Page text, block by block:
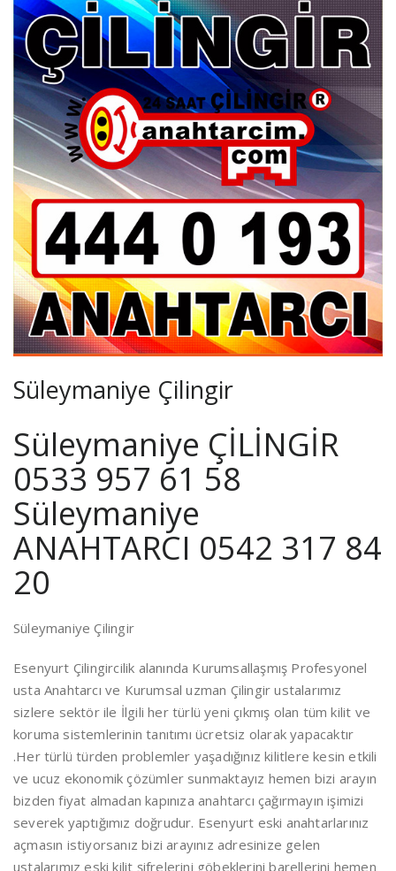
Süleymaniye Çilingir
Süleymaniye ÇİLİNGİR
0533 957 61 58
Süleymaniye
ANAHTARCI 0542 317 84
20
Süleymaniye Çilingir
Esenyurt Çilingircilik alanında Kurumsallaşmış Profesyonel
usta Anahtarcı ve Kurumsal uzman Çilingir ustalarımız
sizlere sektör ile İlgili her türlü yeni çıkmış olan tüm kilit ve
koruma sistemlerinin tanıtımı ücretsiz olarak yapacaktır
.Her türlü türden problemler yaşadığınız kilitlere kesin etkili
ve ucuz ekonomik çözümler sunmaktayız hemen bizi arayın
bizden fiyat almadan kapınıza anahtarcı çağırmayın işimizi
severek yaptığımız doğrudur. Esenyurt eski anahtarlarınız
açmasın istiyorsanız bizi arayınız adresinize gelen
ustalarımız eski kilit şifrelerini göbeklerini barellerini hemen